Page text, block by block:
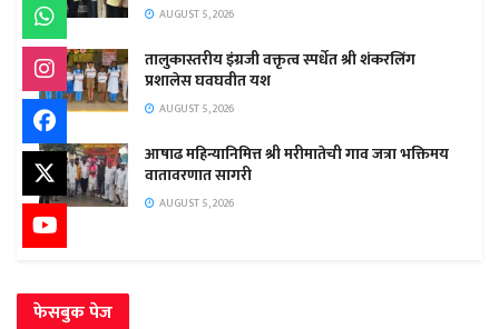
AUGUST 5, 2026
तालुकास्तरीय इंग्रजी वक्तृत्व स्पर्धेत श्री शंकरलिंग
प्रशालेस घवघवीत यश
AUGUST 5, 2026
आषाढ महिन्यानिमित्त श्री मरीमातेची गाव जत्रा भक्तिमय
वातावरणात सागरी
AUGUST 5, 2026
फेसबुक पेज